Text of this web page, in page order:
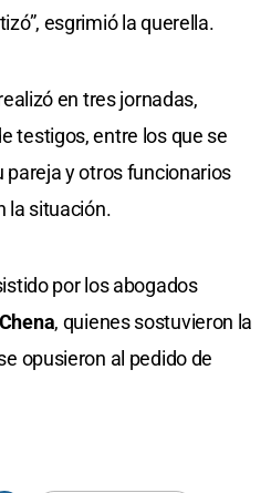
esgrimió la querella.
en tres jornadas,
testigos, entre los que se
y otros funcionarios
la situación.
por los abogados
, quienes sostuvieron la
opusieron al pedido de